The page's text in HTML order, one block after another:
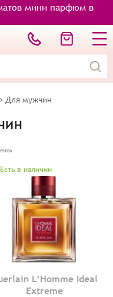
мини парфюм в
> Для мужчин
Есть в наличии
L’Homme Ideal
Extreme